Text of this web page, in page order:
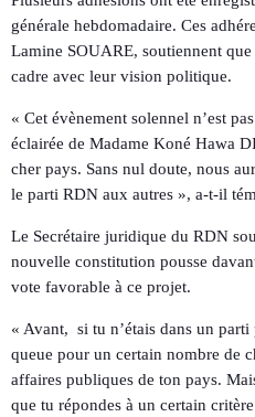
générale hebdomadaire. Ces
Lamine SOUARE, soutiennent
cadre avec leur vision politique.
« Cet évènement solennel n’est
éclairée de Madame Koné Hawa
cher pays. Sans nul doute, nous
le parti RDN aux autres », a-t-il
Le Secrétaire juridique du RDN
nouvelle constitution pousse
vote favorable à ce projet.
« Avant, si tu n’étais dans un
queue pour un certain nombre de
affaires publiques de ton pays.
que tu répondes à un certain